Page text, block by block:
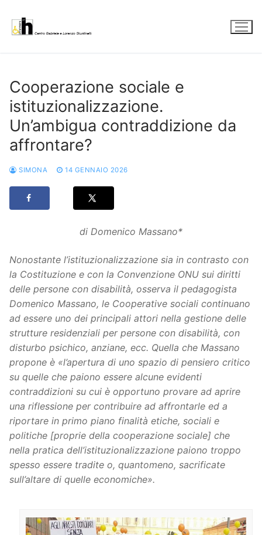
contenuto
Cooperazione sociale e
istituzionalizzazione.
Un’ambigua contraddizione da
affrontare?
SIMONA 14 GENNAIO 2026
di Domenico Massano*
Nonostante l’istituzionalizzazione sia in contrasto con
la Costituzione e con la Convenzione ONU sui diritti
delle persone con disabilità, osserva il pedagogista
Domenico Massano, le Cooperative sociali continuano
ad essere uno dei principali attori nella gestione delle
strutture residenziali per persone con disabilità, con
disturbo psichico, anziane, ecc. Quella che Massano
propone è «l’apertura di uno spazio di pensiero critico
su quelle che paiono essere alcune evidenti
contraddizioni su cui è opportuno provare ad aprire
una riflessione per contribuire ad affrontarle ed a
riportare in primo piano finalità etiche, sociali e
politiche [proprie della cooperazione sociale] che
nella pratica dell’istituzionalizzazione paiono troppo
spesso essere tradite o, quantomeno, sacrificate
sull’altare di quelle economiche».